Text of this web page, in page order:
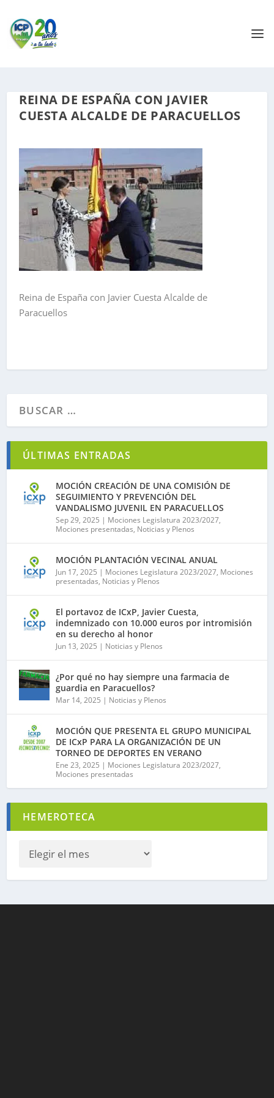
REINA DE ESPAÑA CON JAVIER
CUESTA ALCALDE DE PARACUELLOS
Reina de España con Javier Cuesta Alcalde de
Paracuellos
ÚLTIMAS ENTRADAS
MOCIÓN CREACIÓN DE UNA COMISIÓN DE
SEGUIMIENTO Y PREVENCIÓN DEL
VANDALISMO JUVENIL EN PARACUELLOS
Sep 29, 2025 | Mociones Legislatura 2023/2027,
Mociones presentadas, Noticias y Plenos
MOCIÓN PLANTACIÓN VECINAL ANUAL
Jun 17, 2025 | Mociones Legislatura 2023/2027, Mociones
presentadas, Noticias y Plenos
El portavoz de ICxP, Javier Cuesta,
indemnizado con 10.000 euros por intromisión
en su derecho al honor
Jun 13, 2025 | Noticias y Plenos
¿Por qué no hay siempre una farmacia de
guardia en Paracuellos?
Mar 14, 2025 | Noticias y Plenos
MOCIÓN QUE PRESENTA EL GRUPO MUNICIPAL
DE ICxP PARA LA ORGANIZACIÓN DE UN
TORNEO DE DEPORTES EN VERANO
Ene 23, 2025 | Mociones Legislatura 2023/2027,
Mociones presentadas
HEMEROTECA